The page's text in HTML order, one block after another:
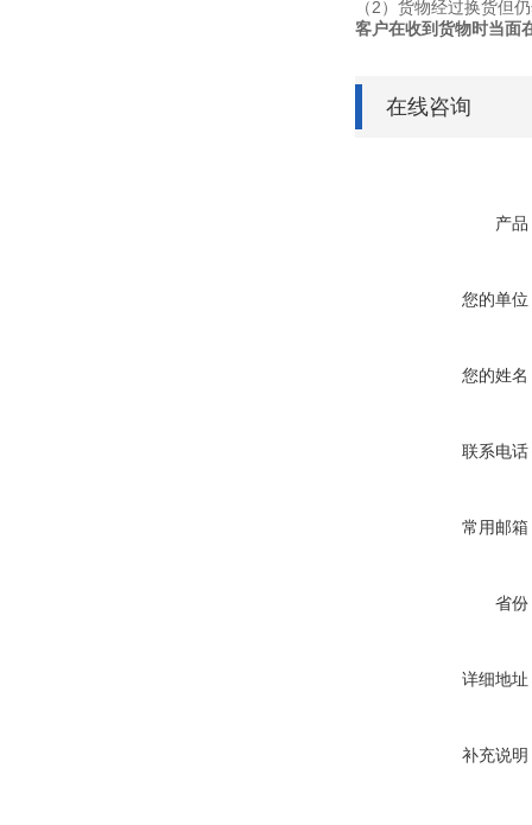
（2）货物经过换货但
客户在收到货物时当面
在线咨询
产品
您的单位
您的姓名
联系电话
常用邮箱
省份
详细地址
补充说明